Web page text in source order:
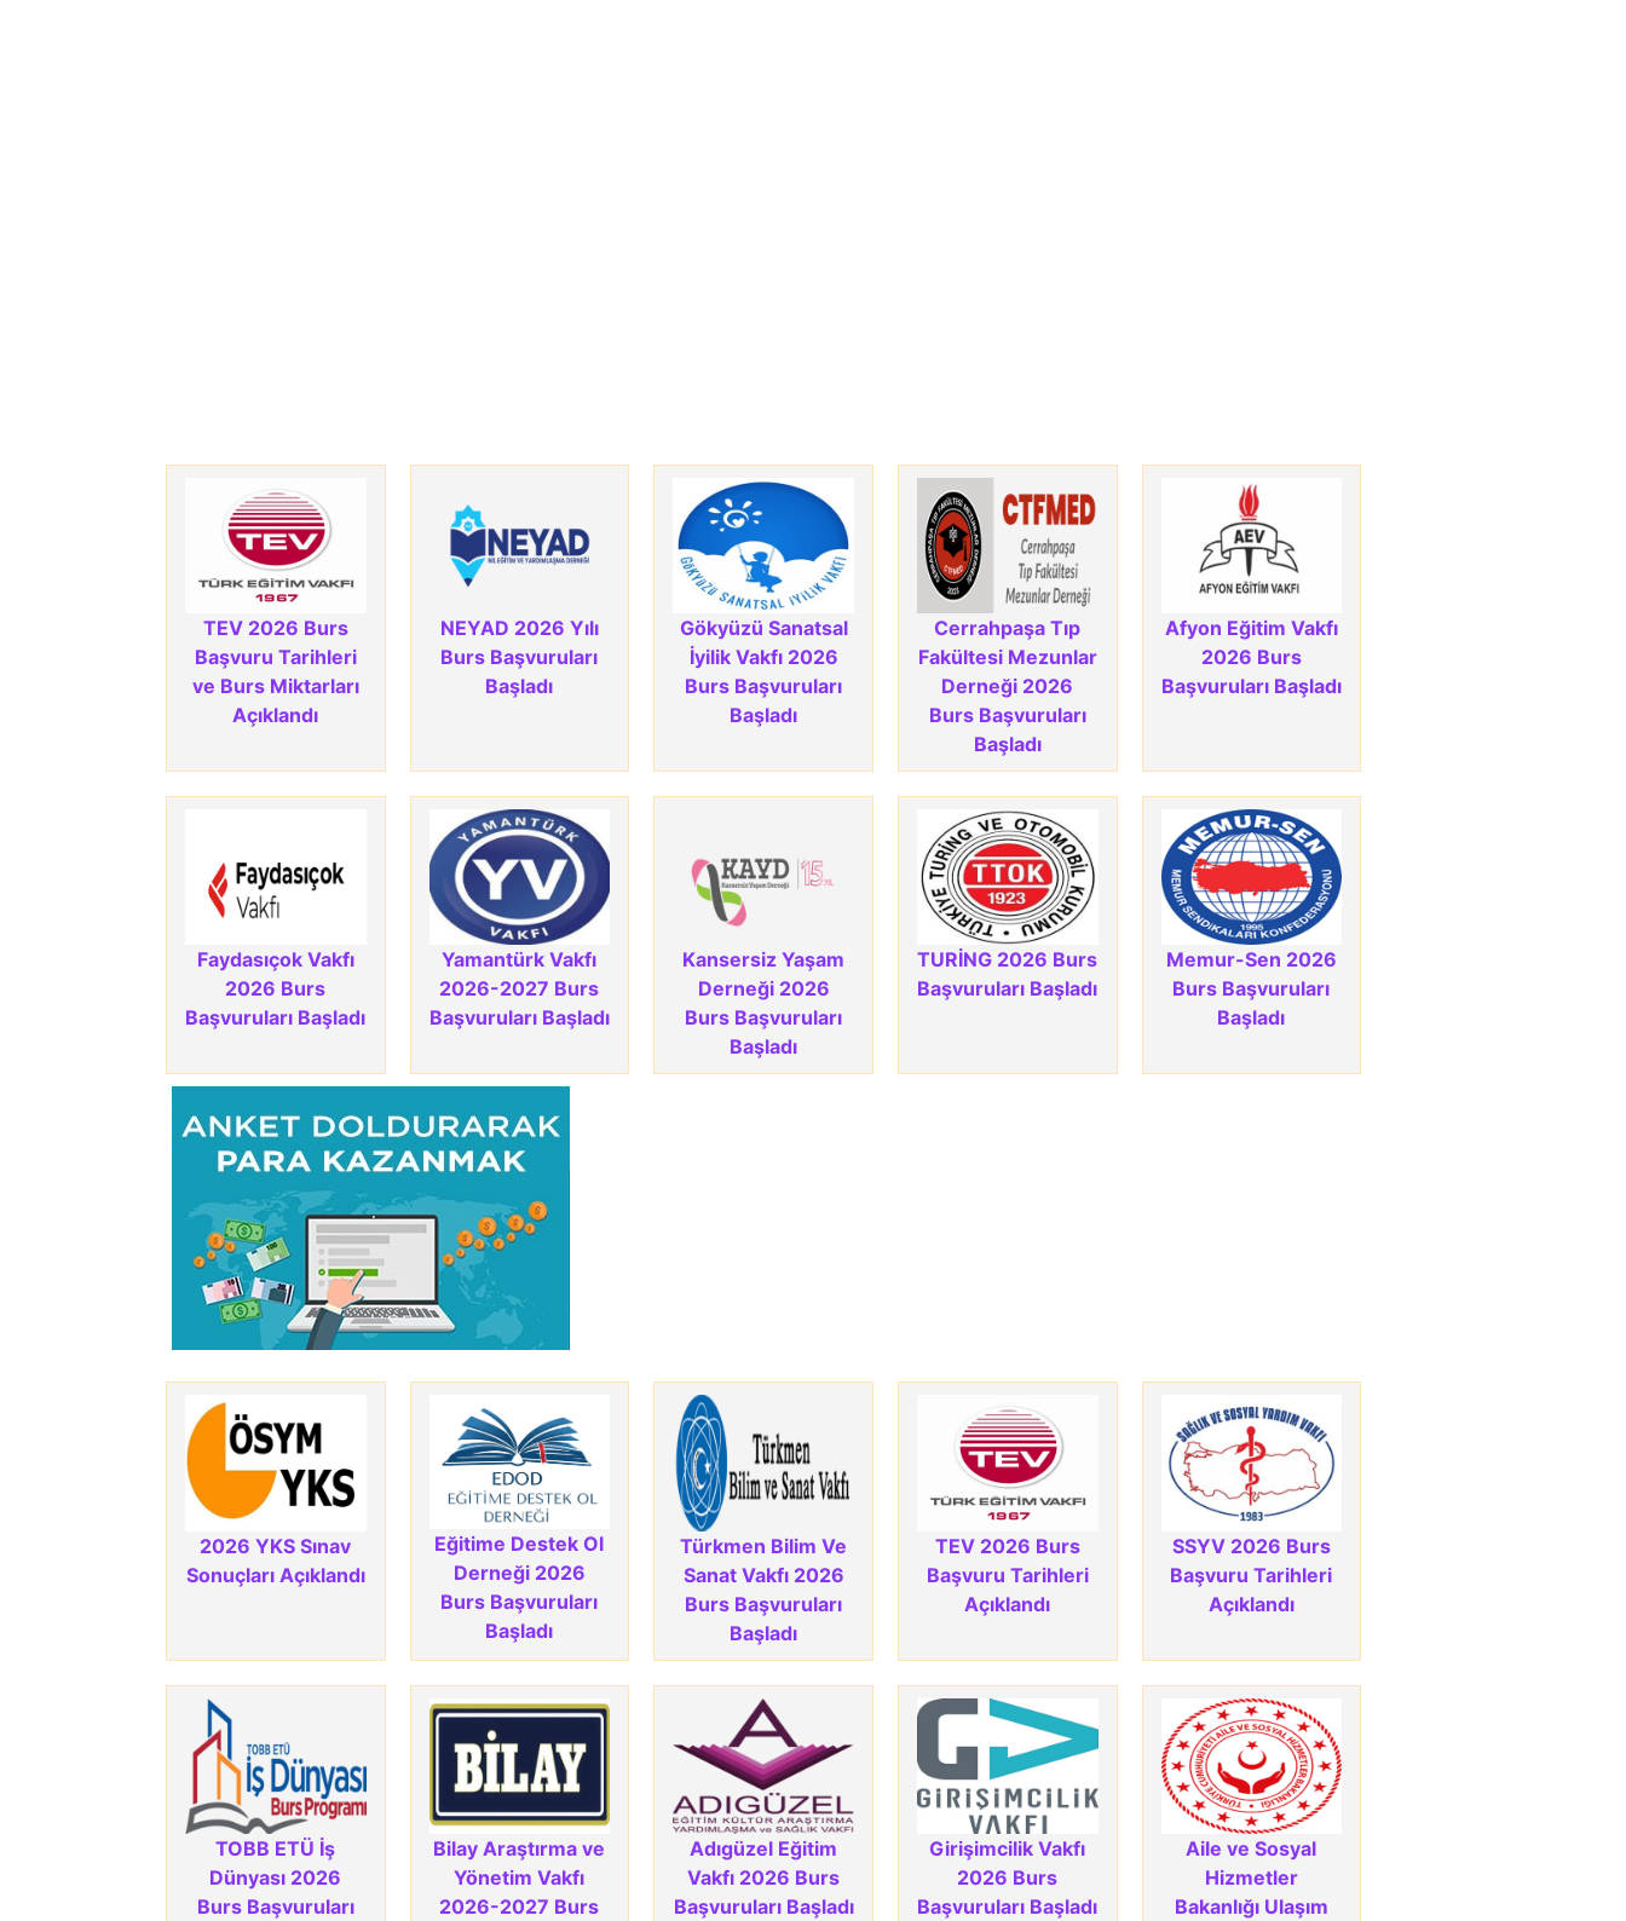
TEV 2026 Burs
Başvuru Tarihleri
ve Burs Miktarları
Açıklandı
NEYAD 2026 Yılı
Burs Başvuruları
Başladı
Gökyüzü Sanatsal
İyilik Vakfı 2026
Burs Başvuruları
Başladı
Cerrahpaşa Tıp
Fakültesi Mezunlar
Derneği 2026
Burs Başvuruları
Başladı
Afyon Eğitim Vakfı
2026 Burs
Başvuruları Başladı
Faydasıçok Vakfı
2026 Burs
Başvuruları Başladı
Yamantürk Vakfı​
2026-2027 Burs
Başvuruları Başladı
Kansersiz Yaşam
Derneği 2026
Burs Başvuruları
Başladı
TURİNG 2026 Burs
Başvuruları Başladı
Memur-Sen 2026
Burs Başvuruları
Başladı
2026 YKS Sınav
Sonuçları Açıklandı
Eğitime Destek Ol
Derneği 2026
Burs Başvuruları
Başladı
Türkmen Bilim Ve
Sanat Vakfı 2026
Burs Başvuruları
Başladı
TEV 2026 Burs
Başvuru Tarihleri
Açıklandı
SSYV 2026 Burs
Başvuru Tarihleri
Açıklandı
TOBB ETÜ İş
Dünyası 2026
Burs Başvuruları
Bilay Araştırma ve
Yönetim Vakfı
2026-2027 Burs
Adıgüzel Eğitim
Vakfı 2026 Burs
Başvuruları Başladı
Girişimcilik Vakfı
2026 Burs
Başvuruları Başladı
Aile ve Sosyal
Hizmetler
Bakanlığı Ulaşım